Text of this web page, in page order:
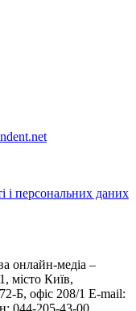
і персональних даних
онлайн-медіа –
місто Київ,
офіс 208/1 E-mail:
044-205-43-00